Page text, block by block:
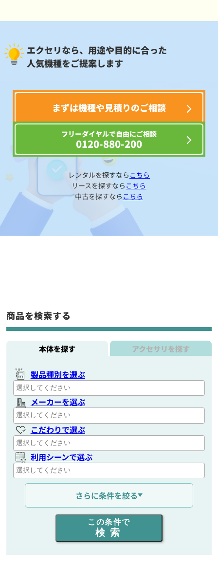
エクセリなら、用途や目的に合った
人気機種をご提案します
まずは機種や見積りのご相談
フリーダイヤルで自由にご相談
0120-880-200
レンタルを探すなら こちら
リースを探すなら こちら
中古を探すなら こちら
商品を検索する
本体を探す アクセサリを探す
製品種別を選ぶ
メーカーを選ぶ
こだわりで選ぶ
利用シーンで選ぶ
通信距離を選ぶ
出力を選ぶ
同時通話人数を選ぶ
さらに条件を絞る
この条件で
検索